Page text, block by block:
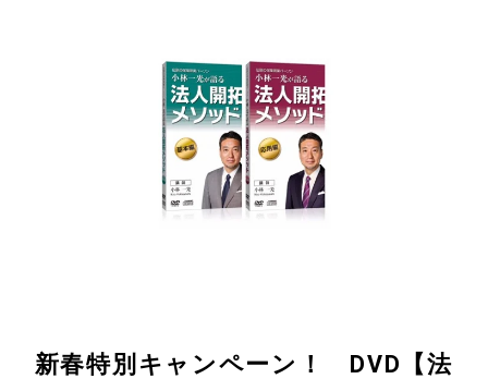
新春特別キャンペーン！ DVD【法